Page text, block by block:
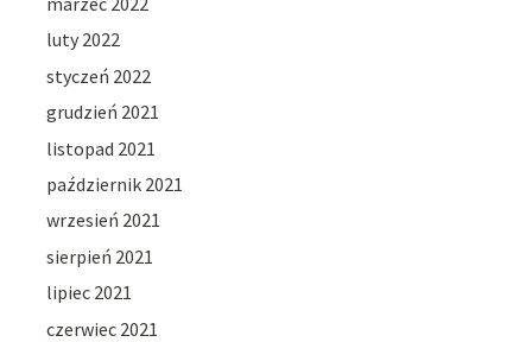
luty 2022
styczeń 2022
grudzień 2021
listopad 2021
październik 2021
wrzesień 2021
sierpień 2021
lipiec 2021
czerwiec 2021